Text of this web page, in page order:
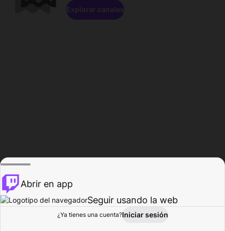
Explorar Actividad
Explorar canales
Abrir en app
Seguir usando la web
¿Ya tienes una cuenta?Iniciar sesión